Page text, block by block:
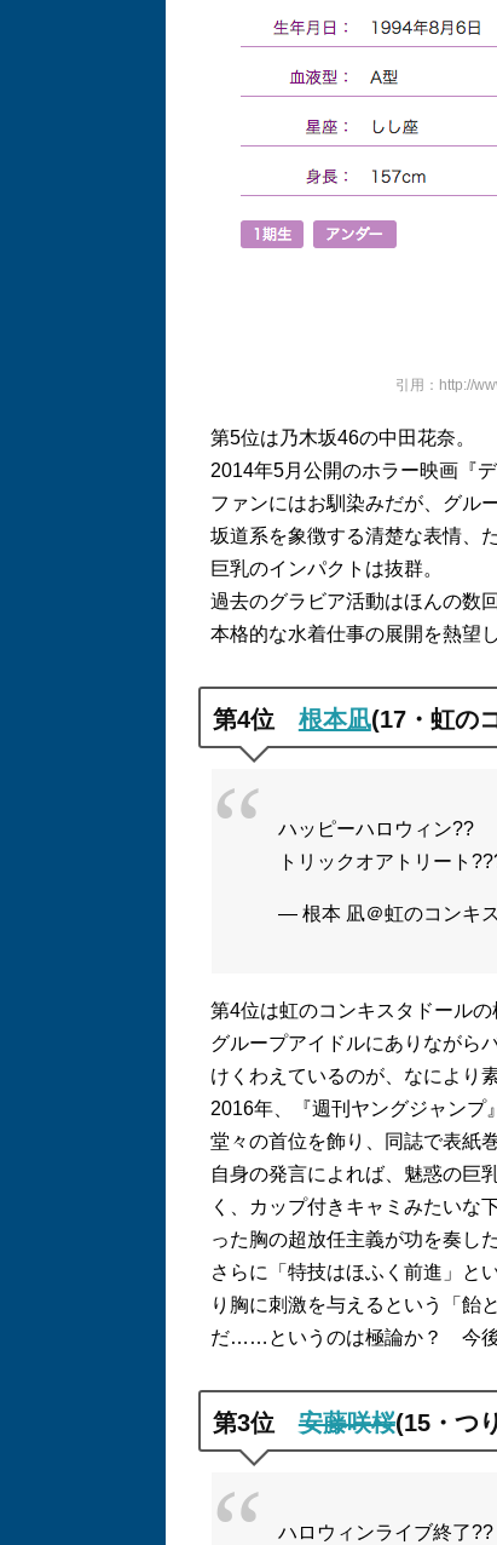
引用：http://
第5位は乃木坂46の中田花奈。
2014年5月公開のホラー映画『
ファンにはお馴染みだが、グル
坂道系を象徴する清楚な表情、
巨乳のインパクトは抜群。
過去のグラビア活動はほんの数
本格的な水着仕事の展開を熱望し
第4位 根本凪(17・虹の
ハッピーハロウィン??
トリックオアトリート
— 根本 凪＠虹のコンキ
第4位は虹のコンキスタドールの
グループアイドルにありながら
けくわえているのが、なにより
2016年、『週刊ヤングジャン
堂々の首位を飾り、同誌で表紙
自身の発言によれば、魅惑の巨
く、カップ付きキャミみたいな
った胸の超放任主義が功を奏し
さらに「特技はほふく前進」と
り胸に刺激を与えるという「飴
だ…… というのは極論か？ 今
第3位安藤咲桜(15・つ
ハロウィンライブ終了??